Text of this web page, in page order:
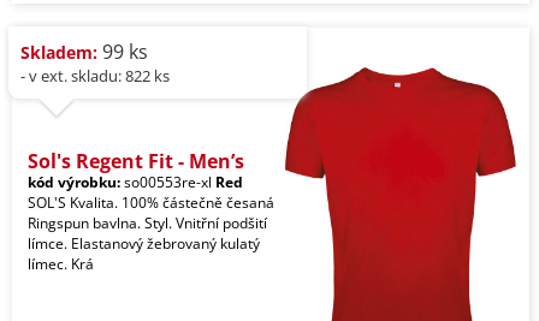
Skladem: 99 ks
- v ext. skladu: 822 ks
Sol's Regent Fit - Men’s
kód výrobku:so00553re-xl Red
SOL'S Kvalita. 100% částečně česaná
Ringspun bavlna. Styl. Vnitřní podšití
límce. Elastanový žebrovaný kulatý
límec. Krá